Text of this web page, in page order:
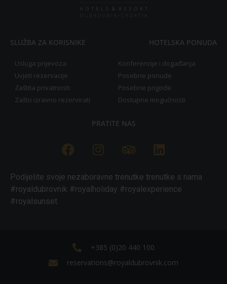
SLUŽBA ZA KORISNIKE
Usluga prijevoza
Uvjeti rezervacije
Zaštita privatnosti
Zašto izravno rezervirati
HOTELSKA PONUDA
Konferencije i događanja
Posebne ponude
Posebne prigode
Dostupne mogućnosti
PRATITE NAS
Podijelite svoje nezaboravne trenutke trenutke s nama
#royaldubrovnik #royalholiday #royalexperience
#royalsunset
+385 (0)20 440 100
reservations@royaldubrovnik.com